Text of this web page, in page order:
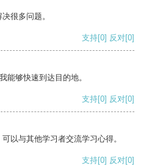
很多问题。
支持[0] 反对[0]
能够快速到达目的地。
支持[0] 反对[0]
以与其他学习者交流学习心得。
支持[0] 反对[0]